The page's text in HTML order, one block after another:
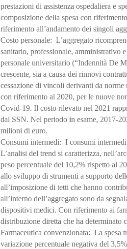
prestazioni di assistenza ospedaliera e
composizione della spesa con
riferimento all’andamento dei singoli
Costo personale: L’aggregato
sanitario, professionale, amministrativo
personale universitario (“Indennità De
crescente, sia a causa dei rinnovi
cessazione di vincoli derivanti da norme
con riferimento al 2020, per le nuove
Covid-19. Il costo rilevato nel 2021
dal SSN. Nel periodo in esame, 2017-
milioni di euro.
Consumi intermedi: I consumi
L’analisi del trend si caratterizza,
peso percentuale del 10,2% rispetto al
allo sviluppo di strumenti a supporto
all’imposizione di tetti che hanno
all’interno dell’aggregato sono da
dispositivi medici. Con riferimento ai
distribuzione diretta che ha determinato
Farmaceutica convenzionata: La spesa
variazione percentuale negativa del